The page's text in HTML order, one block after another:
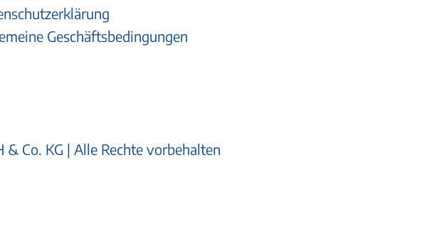
Geschäftsbedingungen
Co. KG | Alle Rechte vorbehalten